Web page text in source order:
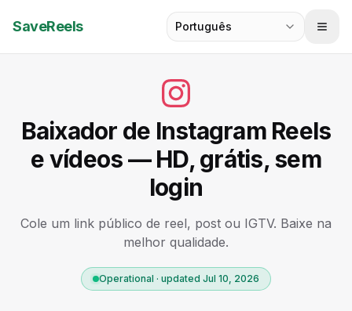
SaveReels Português
Baixador de Instagram Reels
e vídeos — HD, grátis, sem
login
Cole um link público de reel, post ou IGTV. Baixe na
melhor qualidade.
Operational · updated Jul 10, 2026